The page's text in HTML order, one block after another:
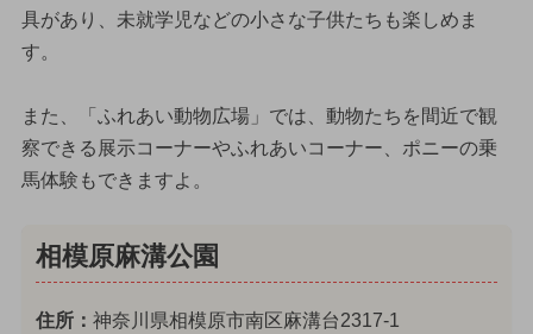
具があり、未就学児などの小さな子供たちも楽しめま
す。
また、「ふれあい動物広場」では、動物たちを間近で観
察できる展示コーナーやふれあいコーナー、ポニーの乗
馬体験もできますよ。
相模原麻溝公園
住所： 神奈川県相模原市南区麻溝台2317-1